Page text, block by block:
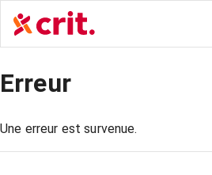
Erreur
Une erreur est survenue.